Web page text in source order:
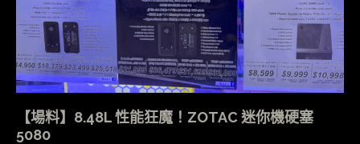
【場料】8.48L 性能狂魔！ZOTAC 迷你機硬塞
5080